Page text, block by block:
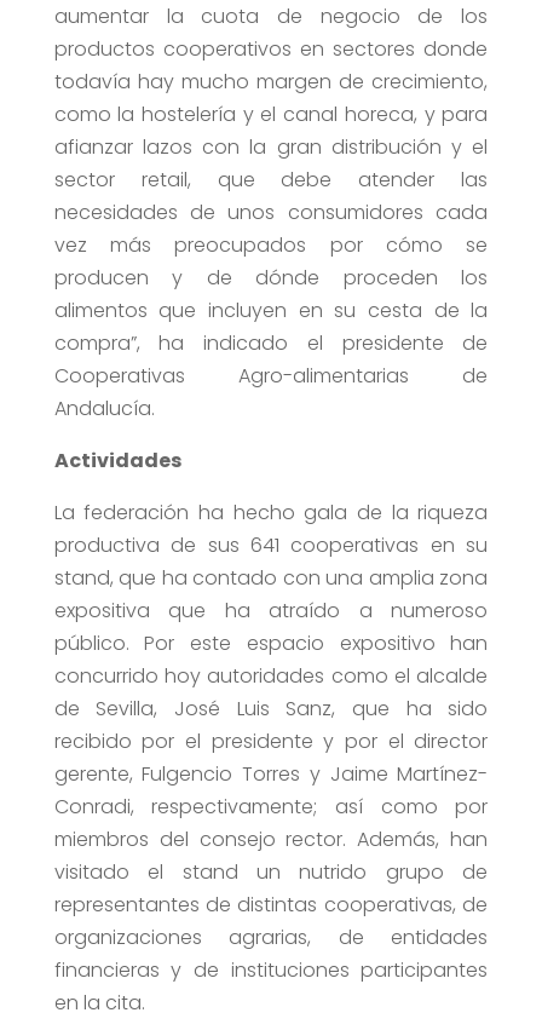
aumentar la cuota de negocio de los
productos cooperativos en sectores donde
todavía hay mucho margen de crecimiento,
como la hostelería y el canal horeca, y para
afianzar lazos con la gran distribución y el
sector retail, que debe atender las
necesidades de unos consumidores cada
vez más preocupados por cómo se
producen y de dónde proceden los
alimentos que incluyen en su cesta de la
compra”, ha indicado el presidente de
Cooperativas Agro-alimentarias de
Andalucía.
Actividades
La federación ha hecho gala de la riqueza
productiva de sus 641 cooperativas en su
stand, que ha contado con una amplia zona
expositiva que ha atraído a numeroso
público. Por este espacio expositivo han
concurrido hoy autoridades como el alcalde
de Sevilla, José Luis Sanz, que ha sido
recibido por el presidente y por el director
gerente, Fulgencio Torres y Jaime Martínez-
Conradi, respectivamente; así como por
miembros del consejo rector. Además, han
visitado el stand un nutrido grupo de
representantes de distintas cooperativas, de
organizaciones agrarias, de entidades
financieras y de instituciones participantes
en la cita.